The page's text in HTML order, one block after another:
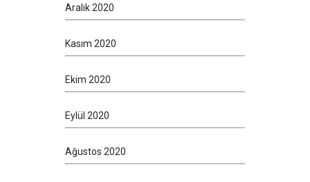
Aralık 2020
Kasım 2020
Ekim 2020
Eylül 2020
Ağustos 2020